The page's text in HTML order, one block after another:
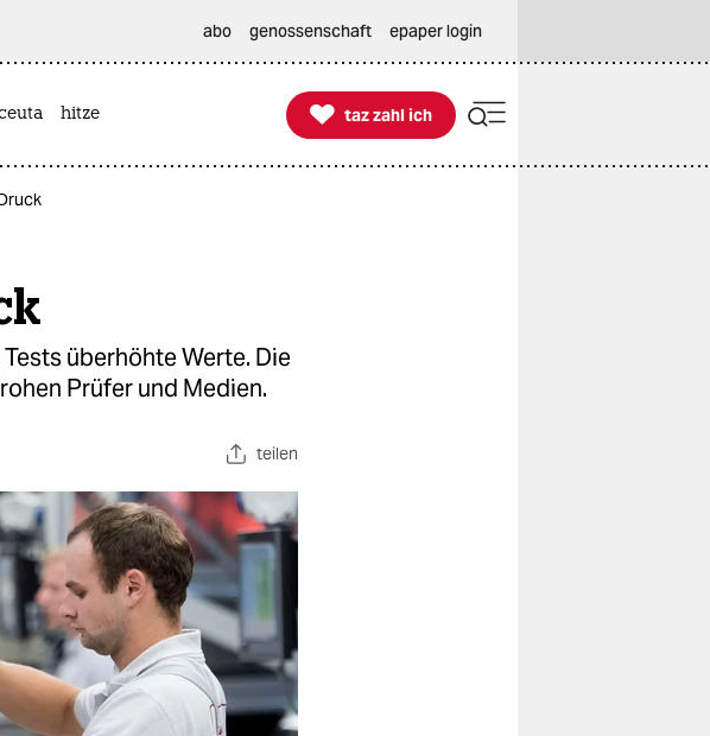
abo genossenschaft epaper login
hitze 
taz zahl ich
taz zahl ich
überhöhte Werte. Die
Prüfer und Medien.
teilen